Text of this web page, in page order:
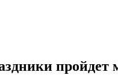
пройдет